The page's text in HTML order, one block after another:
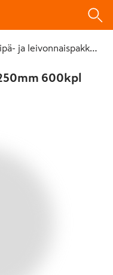
ja leivonnaispakkaukset
600kpl